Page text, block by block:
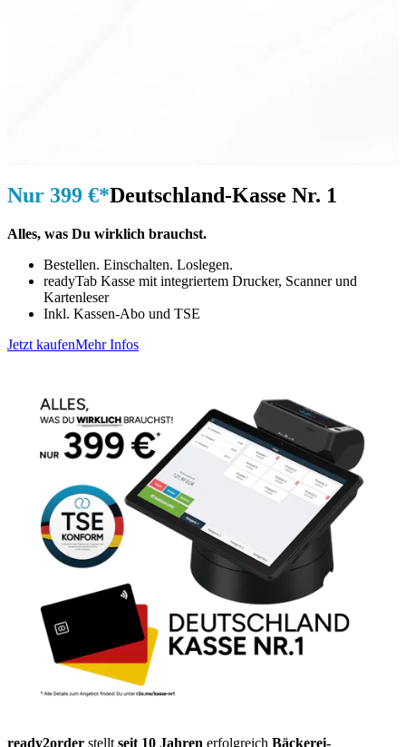
Nur 399 €*Deutschland-Kasse Nr. 1
Alles, was Du wirklich brauchst.
Bestellen. Einschalten. Loslegen.
readyTab Kasse mit integriertem Drucker, Scanner und
Kartenleser
Inkl. Kassen-Abo und TSE
Jetzt kaufenMehr Infos
ready2order stellt seit 10 Jahren erfolgreich Bäckerei-